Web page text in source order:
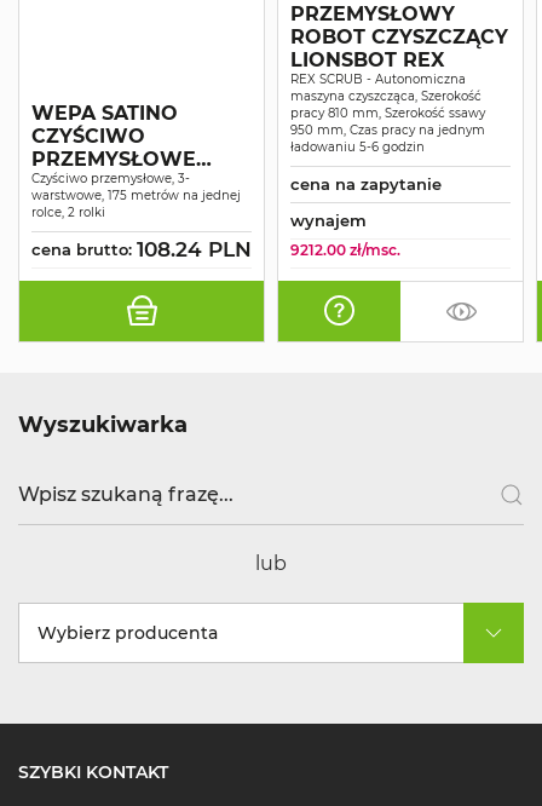
WEPA SATINO
CZYŚCIWO
PRZEMYSŁOWE
COMFORT
NIEBIESKIE
RECYKLING 3W 175M
A2
Czyściwo przemysłowe, 3-
warstwowe, 175 metrów na jednej
rolce, 2 rolki
cena brutto: 108.24 PLN
PRZEMYSŁOWY
ROBOT CZYSZCZĄCY
LIONSBOT REX
REX SCRUB - Autonomiczna
maszyna czyszcząca, Szerokość
pracy 810 mm, Szerokość ssawy
950 mm, Czas pracy na jednym
ładowaniu 5-6 godzin
cena na zapytanie
wynajem
9212.00 zł/msc.
Wyszukiwarka
lub
Wybierz producenta
SZYBKI KONTAKT